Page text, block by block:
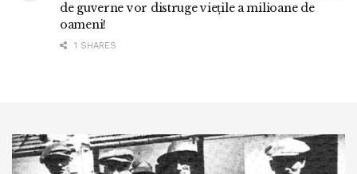
de guverne vor distruge viețile a milioane de
oameni!
1 SHARES